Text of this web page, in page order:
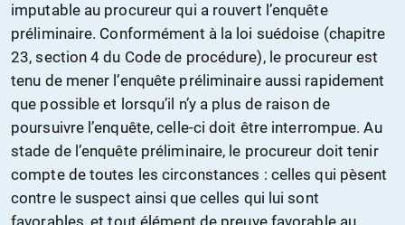
imputable au procureur qui a rouvert l’enquête
préliminaire. Conformément à la loi suédoise (chapitre
23, section 4 du Code de procédure), le procureur est
tenu de mener l’enquête préliminaire aussi rapidement
que possible et lorsqu’il n’y a plus de raison de
poursuivre l’enquête, celle-ci doit être interrompue. Au
stade de l’enquête préliminaire, le procureur doit tenir
compte de toutes les circonstances : celles qui pèsent
contre le suspect ainsi que celles qui lui sont